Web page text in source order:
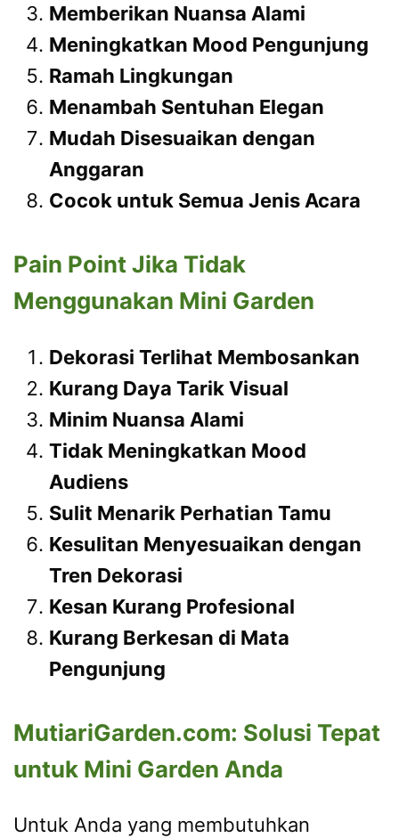
Memberikan Nuansa Alami
Meningkatkan Mood Pengunjung
Ramah Lingkungan
Menambah Sentuhan Elegan
Mudah Disesuaikan dengan
Anggaran
Cocok untuk Semua Jenis Acara
Pain Point Jika Tidak
Menggunakan Mini Garden
Dekorasi Terlihat Membosankan
Kurang Daya Tarik Visual
Minim Nuansa Alami
Tidak Meningkatkan Mood
Audiens
Sulit Menarik Perhatian Tamu
Kesulitan Menyesuaikan dengan
Tren Dekorasi
Kesan Kurang Profesional
Kurang Berkesan di Mata
Pengunjung
MutiariGarden.com: Solusi Tepat
untuk Mini Garden Anda
Untuk Anda yang membutuhkan